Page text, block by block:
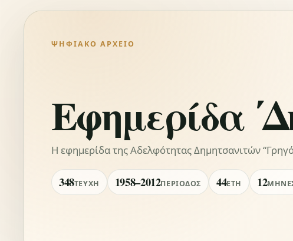
ΨΗΦΙΑΚΌ ΑΡΧΕΊΟ
Εφημερίδα
Η εφημερίδα της Αδελφότητας Δημητσανιτών
348ΤΕΎΧΗ 1958–2012ΠΕΡΊΟΔΟΣ 44ΈΤΗ 12